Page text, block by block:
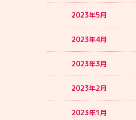
2023年5月
2023年4月
2023年3月
2023年2月
2023年1月